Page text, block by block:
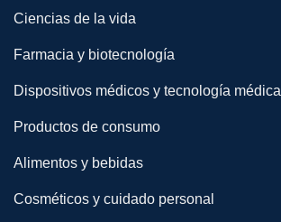
Ciencias de la vida
Farmacia y biotecnología
Dispositivos médicos y tecnología médica
Productos de consumo
Alimentos y bebidas
Cosméticos y cuidado personal